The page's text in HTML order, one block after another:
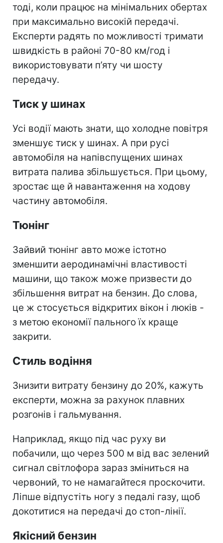
тоді, коли працює на мінімальних обертах
при максимально високій передачі.
Експерти радять по можливості тримати
швидкість в районі 70-80 км/год і
використовувати п’яту чи шосту
передачу.
Тиск у шинах
Усі водії мають знати, що холодне повітря
зменшує тиск у шинах. А при русі
автомобіля на напівспущених шинах
витрата палива збільшується. При цьому,
зростає ще й навантаження на ходову
частину автомобіля.
Тюнінг
Зайвий тюнінг авто може істотно
зменшити аеродинамічні властивості
машини, що також може призвести до
збільшення витрат на бензин. До слова,
це ж стосується відкритих вікон і люків -
з метою економії пального їх краще
закрити.
Стиль водіння
Знизити витрату бензину до 20%, кажуть
експерти, можна за рахунок плавних
розгонів і гальмування.
Наприклад, якщо під час руху ви
побачили, що через 500 м від вас зелений
сигнал світлофора зараз зміниться на
червоний, то не намагайтеся проскочити.
Ліпше відпустіть ногу з педалі газу, щоб
докотитися на передачі до стоп-лінії.
Якісний бензин